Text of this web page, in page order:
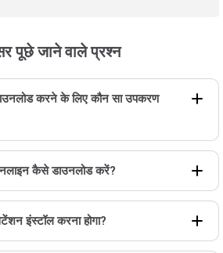
पूछे जाने वाले प्रश्न
करने के लिए कौन सा उपकरण
कैसे डाउनलोड करें?
इंस्टॉल करना होगा?